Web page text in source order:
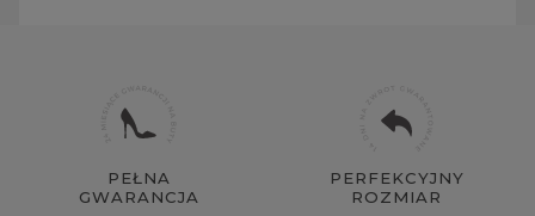
PEŁNA
GWARANCJA
PERFEKCYJNY
ROZMIAR